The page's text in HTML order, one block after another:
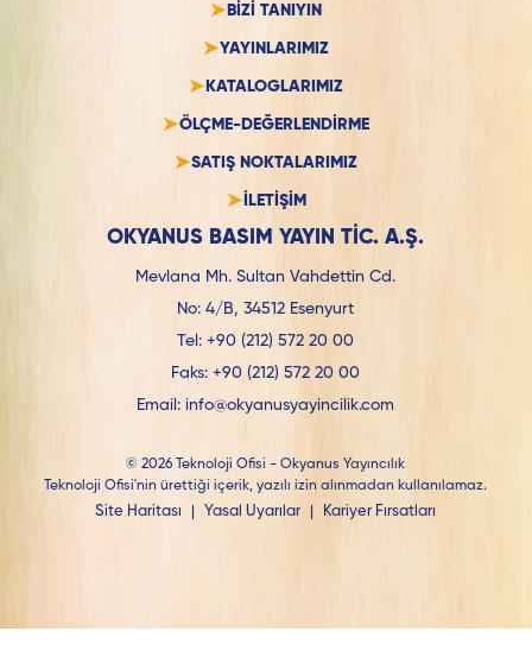
BİZİ TANIYIN
YAYINLARIMIZ
KATALOGLARIMIZ
ÖLÇME-DEĞERLENDİRME
SATIŞ NOKTALARIMIZ
İLETİŞİM
OKYANUS BASIM YAYIN TİC. A.Ş.
Mevlana Mh. Sultan Vahdettin Cd.
No: 4/B, 34512 Esenyurt
Tel:+90 (212) 572 20 00
Faks:+90 (212) 572 20 00
Email: info@okyanusyayincilik.com
© 2026 Teknoloji Ofisi - Okyanus Yayıncılık
Teknoloji Ofisi'nin ürettiği içerik, yazılı izin alınmadan kullanılamaz.
Site Haritası Yasal Uyarılar Kariyer Fırsatları